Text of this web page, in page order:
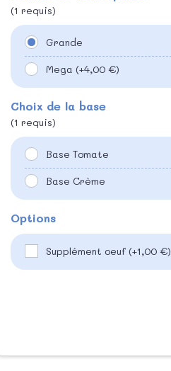
(1 requis)
Grande
Mega (+4,00 €)
Choix de la base
(1 requis)
Base Tomate
Base Crème
Options
Supplément oeuf (+1,00 €)